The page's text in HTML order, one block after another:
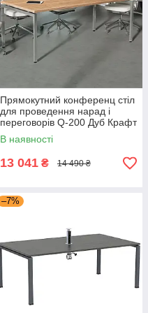
Прямокутний конференц стіл
для проведення нарад і
переговорів Q-200 Дуб Крафт
Золотий Loft design
В наявності
13 041 ₴ 14 490 ₴
–7%